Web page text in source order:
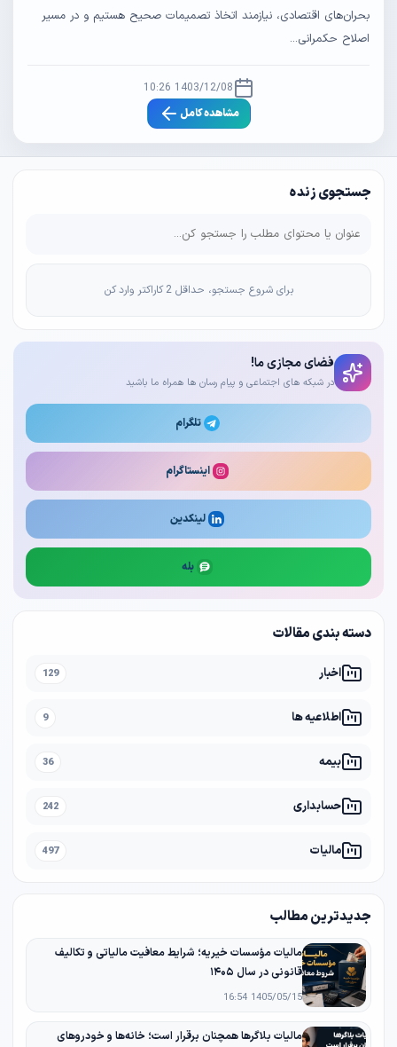
جستجوی زنده
برای شروع جستجو، حداقل 2 کاراکتر وارد کن
فضای مجازی ما!
در شبکه های اجتماعی و پیام رسان ها همراه ما باشید
تلگرام
اینستاگرام
لینکدین
بله
دسته بندی مقالات
اخبار 129
اطلاعیه ها 9
بیمه 36
حسابداری 242
مالیات 497
جدیدترین مطالب
مالیات مؤسسات خیریه؛ شرایط معافیت مالیاتی و تکالیف
قانونی در سال ۱۴۰۵
1405/05/15 16:54
مالیات بلاگرها همچنان برقرار است؛ خانه‌ها و خودروهای
بحران‌های اقتصادی، نیازمند اتخاذ تصمیمات صحیح هستیم و در مسیر
اصلاح حکمرانی...
1403/12/08 10:26
مشاهده کامل